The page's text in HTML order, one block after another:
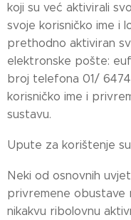
koji su već aktivirali
svoje korisničko ime i
prethodno aktiviran
elektronske pošte:
broj telefona 01/ 6474
korisničko ime i
sustavu.
Upute za korištenje
Neki od osnovnih
privremene obustave
nikakvu ribolovnu